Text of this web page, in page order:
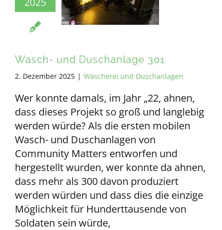
Wasch- und Duschanlage 301
2. Dezember 2025 | Wäscherei und Duschanlagen
Wer konnte damals, im Jahr „22, ahnen,
dass dieses Projekt so groß und langlebig
werden würde? Als die ersten mobilen
Wasch- und Duschanlagen von
Community Matters entworfen und
hergestellt wurden, wer konnte da ahnen,
dass mehr als 300 davon produziert
werden würden und dass dies die einzige
Möglichkeit für Hunderttausende von
Soldaten sein würde,